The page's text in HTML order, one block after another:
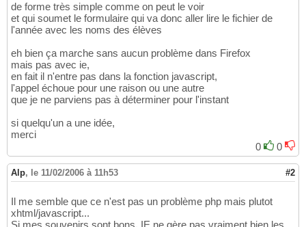
de forme très simple comme on peut le voir
et qui soumet le formulaire qui va donc aller lire le fichier de
l'année avec les noms des élèves
eh bien ça marche sans aucun problème dans Firefox
mais pas avec ie,
en fait il n'entre pas dans la fonction javascript,
l'appel échoue pour une raison ou une autre
que je ne parviens pas à déterminer pour l'instant
si quelqu'un a une idée,
merci
0
0
Alp, le 11/02/2006 à 11h53 #2
Il me semble que ce n'est pas un problème php mais plutot
xhtml/javascript...